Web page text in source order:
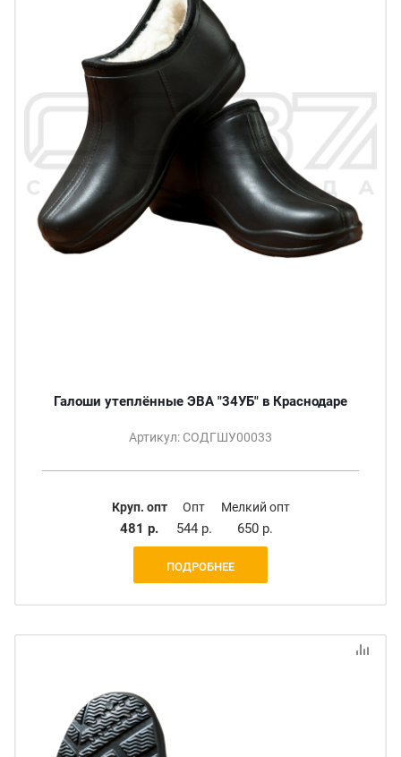
Галоши утеплённые ЭВА "34УБ" в Краснодаре
Артикул: СОДГШУ00033
Круп. опт
481 р.
Опт
544 р.
Мелкий опт
650 р.
ПОДРОБНЕЕ